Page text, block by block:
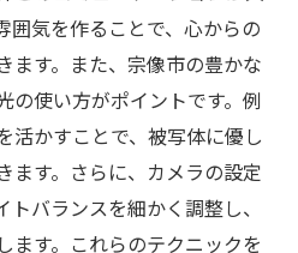
囲気を作ることで、心からの
ます。また、宗像市の豊かな
の使い方がポイントです。例
活かすことで、被写体に優し
ます。さらに、カメラの設定
バランスを細かく調整し、
ます。これらのテクニックを